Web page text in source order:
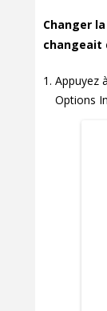
Changer
changeait
Appuyez
Options